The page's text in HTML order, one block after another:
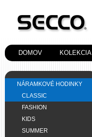
DOMOV KOLEKCIA
NÁRAMKOVÉ HODINKY
CLASSIC
FASHION
KIDS
SUMMER